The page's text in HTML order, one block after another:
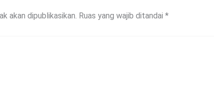
akan dipublikasikan. Ruas yang wajib ditandai *